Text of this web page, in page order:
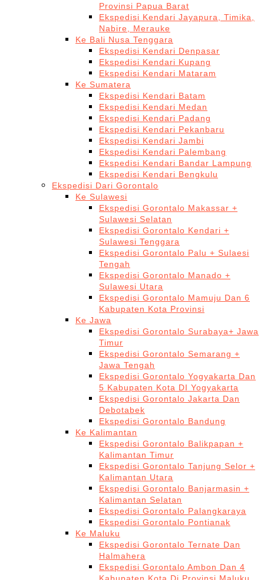
Provinsi Papua Barat
Ekspedisi Kendari Jayapura, Timika,
Nabire, Merauke
Ke Bali Nusa Tenggara
Ekspedisi Kendari Denpasar
Ekspedisi Kendari Kupang
Ekspedisi Kendari Mataram
Ke Sumatera
Ekspedisi Kendari Batam
Ekspedisi Kendari Medan
Ekspedisi Kendari Padang
Ekspedisi Kendari Pekanbaru
Ekspedisi Kendari Jambi
Ekspedisi Kendari Palembang
Ekspedisi Kendari Bandar Lampung
Ekspedisi Kendari Bengkulu
Ekspedisi Dari Gorontalo
Ke Sulawesi
Ekspedisi Gorontalo Makassar +
Sulawesi Selatan
Ekspedisi Gorontalo Kendari +
Sulawesi Tenggara
Ekspedisi Gorontalo Palu + Sulaesi
Tengah
Ekspedisi Gorontalo Manado +
Sulawesi Utara
Ekspedisi Gorontalo Mamuju Dan 6
Kabupaten Kota Provinsi
Ke Jawa
Ekspedisi Gorontalo Surabaya+ Jawa
Timur
Ekspedisi Gorontalo Semarang +
Jawa Tengah
Ekspedisi Gorontalo Yogyakarta Dan
5 Kabupaten Kota DI Yogyakarta
Ekspedisi Gorontalo Jakarta Dan
Debotabek
Ekspedisi Gorontalo Bandung
Ke Kalimantan
Ekspedisi Gorontalo Balikpapan +
Kalimantan Timur
Ekspedisi Gorontalo Tanjung Selor +
Kalimantan Utara
Ekspedisi Gorontalo Banjarmasin +
Kalimantan Selatan
Ekspedisi Gorontalo Palangkaraya
Ekspedisi Gorontalo Pontianak
Ke Maluku
Ekspedisi Gorontalo Ternate Dan
Halmahera
Ekspedisi Gorontalo Ambon Dan 4